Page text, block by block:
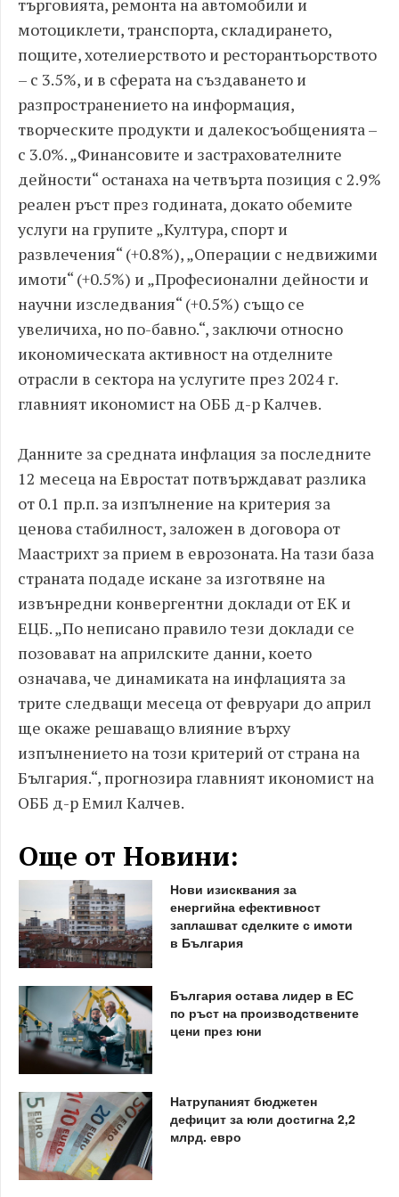
търговията, ремонта на автомобили и
мотоциклети, транспорта, складирането,
пощите, хотелиерството и ресторантьорството
– с 3.5%, и в сферата на създаването и
разпространението на информация,
творческите продукти и далекосъобщенията –
с 3.0%. „Финансовите и застрахователните
дейности“ останаха на четвърта позиция с 2.9%
реален ръст през годината, докато обемите
услуги на групите „Култура, спорт и
развлечения“ (+0.8%), „Операции с недвижими
имоти“ (+0.5%) и „Професионални дейности и
научни изследвания“ (+0.5%) също се
увеличиха, но по-бавно.“, заключи относно
икономическата активност на отделните
отрасли в сектора на услугите през 2024 г.
главният икономист на ОББ д-р Калчев.
Данните за средната инфлация за последните
12 месеца на Евростат потвърждават разлика
от 0.1 пр.п. за изпълнение на критерия за
ценова стабилност, заложен в договора от
Маастрихт за прием в еврозоната. На тази база
страната подаде искане за изготвяне на
извънредни конвергентни доклади от ЕК и
ЕЦБ. „По неписано правило тези доклади се
позовават на априлските данни, което
означава, че динамиката на инфлацията за
трите следващи месеца от февруари до април
ще окаже решаващо влияние върху
изпълнението на този критерий от страна на
България.“, прогнозира главният икономист на
ОББ д-р Емил Калчев.
Още от Новини:
Нови изисквания за
енергийна ефективност
заплашват сделките с имоти
в България
България остава лидер в ЕС
по ръст на производствените
цени през юни
Натрупаният бюджетен
дефицит за юли достигна 2,2
млрд. евро